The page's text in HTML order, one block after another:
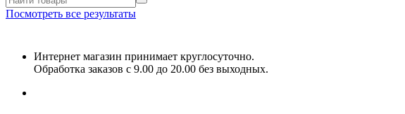
Посмотреть все результаты
Интернет магазин принимает круглосуточно.
Обработка заказов с 9.00 до 20.00 без выходных.